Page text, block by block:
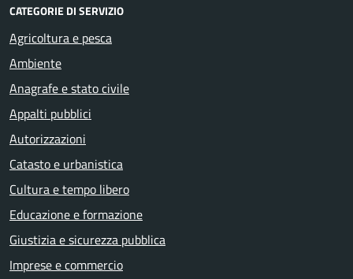
CATEGORIE DI SERVIZIO
Agricoltura e pesca
Ambiente
Anagrafe e stato civile
Appalti pubblici
Autorizzazioni
Catasto e urbanistica
Cultura e tempo libero
Educazione e formazione
Giustizia e sicurezza pubblica
Imprese e commercio